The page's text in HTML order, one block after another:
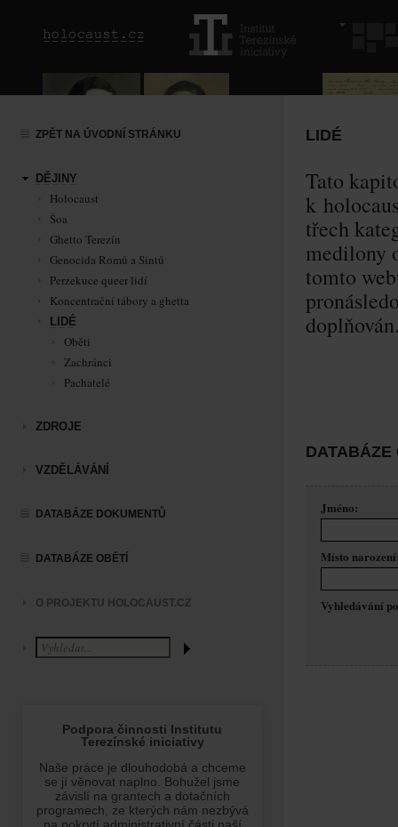
ZPĚT NA ÚVODNÍ STRÁNKU
DĚJINY
Holocaust
Šoa
Ghetto Terezín
Genocida Romů a Sintů
Perzekuce queer lidí
Koncentrační tábory a ghetta
LIDÉ
Oběti
Zachránci
Pachatelé
ZDROJE
VZDĚLÁVÁNÍ
DATABÁZE DOKUMENTŮ
DATABÁZE OBĚTÍ
O PROJEKTU HOLOCAUST.CZ
LIDÉ
Tato
k
třech
medilony
tomto
DATABÁZE
Jméno:
Místo
Vyhledávání